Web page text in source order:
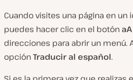
Cuando visites una página en un
puedes hacer clic en el botónaA
direcciones para abrir un menú.
opciónTraducir al español.